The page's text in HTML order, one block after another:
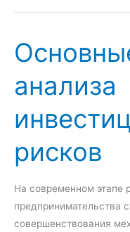
а
и
н
д
я
т
е
ж
у
н
а
р
о
н
о
е
п
р
анализа
рисков
На современном этапе
предпринимательства
совершенствования